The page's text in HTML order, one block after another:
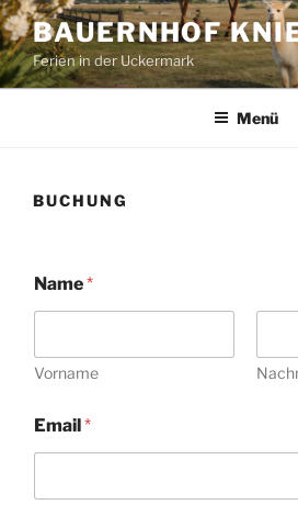
Zum
Inhalt
springen
BAUERNHOF
Ferien in der Uckermark
Menü
BUCHUNG
Name*
Vorname
Email*